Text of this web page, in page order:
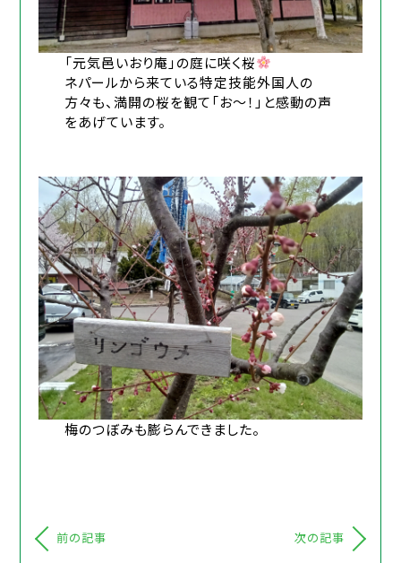
「元気邑いおり庵」の庭に咲く桜
ネパールから来ている特定技能外国人の
方々も、満開の桜を観て「お～！」と感動の声
をあげています。
梅のつぼみも膨らんできました。
前の記事 次の記事